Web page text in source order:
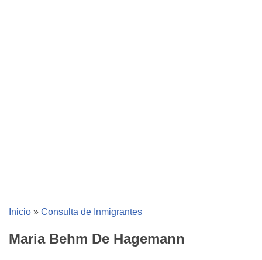
Inicio » Consulta de Inmigrantes
Maria Behm De Hagemann